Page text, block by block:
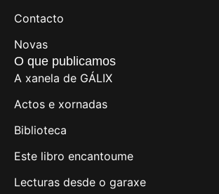
Contacto
Novas
O que publicamos
A xanela de GÁLIX
Actos e xornadas
Biblioteca
Este libro encantoume
Lecturas desde o garaxe